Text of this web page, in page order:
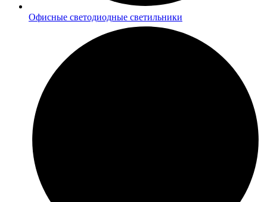
Офисные светодиодные светильники